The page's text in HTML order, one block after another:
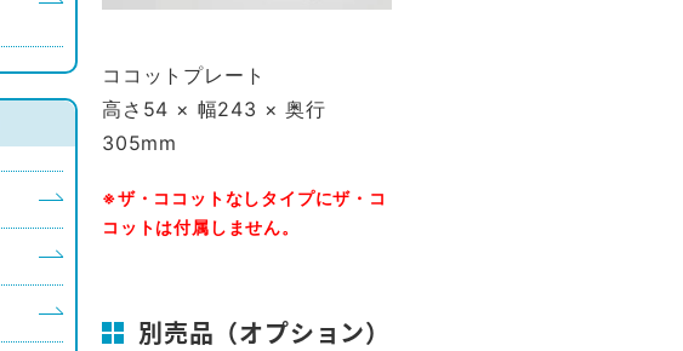
ココットプレート
高さ54 × 幅243 × 奥行
305mm
※ザ・ココットなしタイプにザ・コ
コットは付属しません。
別売品（オプション）